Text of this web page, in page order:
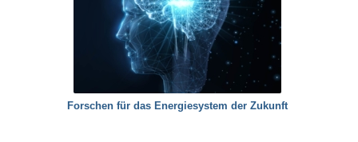
Forschen für das Energiesystem der Zukunft